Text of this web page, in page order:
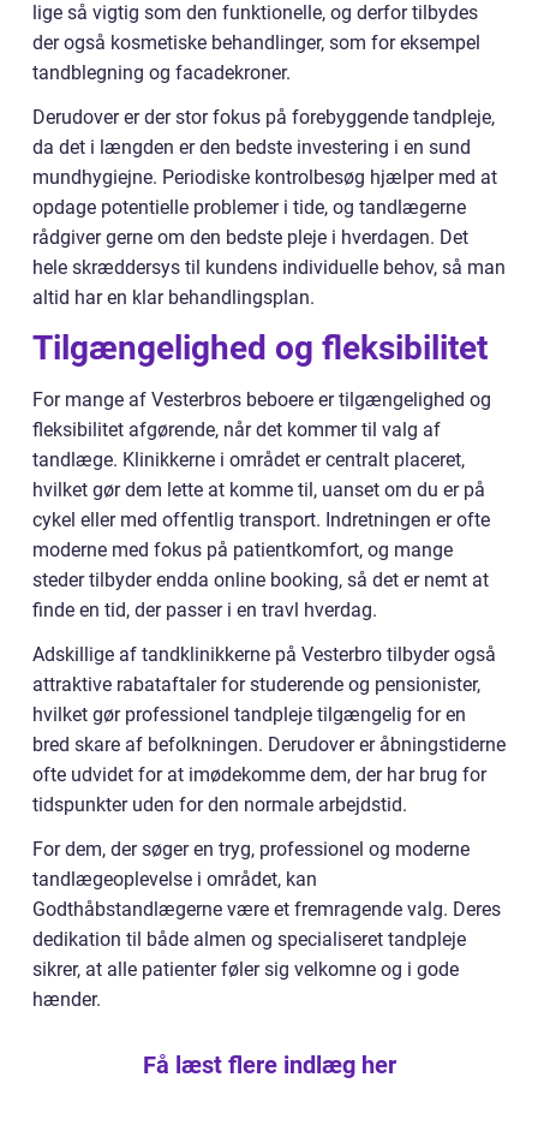
lige så vigtig som den funktionelle, og derfor tilbydes
der også kosmetiske behandlinger, som for eksempel
tandblegning og facadekroner.
Derudover er der stor fokus på forebyggende tandpleje,
da det i længden er den bedste investering i en sund
mundhygiejne. Periodiske kontrolbesøg hjælper med at
opdage potentielle problemer i tide, og tandlægerne
rådgiver gerne om den bedste pleje i hverdagen. Det
hele skræddersys til kundens individuelle behov, så man
altid har en klar behandlingsplan.
Tilgængelighed og fleksibilitet
For mange af Vesterbros beboere er tilgængelighed og
fleksibilitet afgørende, når det kommer til valg af
tandlæge. Klinikkerne i området er centralt placeret,
hvilket gør dem lette at komme til, uanset om du er på
cykel eller med offentlig transport. Indretningen er ofte
moderne med fokus på patientkomfort, og mange
steder tilbyder endda online booking, så det er nemt at
finde en tid, der passer i en travl hverdag.
Adskillige af tandklinikkerne på Vesterbro tilbyder også
attraktive rabataftaler for studerende og pensionister,
hvilket gør professionel tandpleje tilgængelig for en
bred skare af befolkningen. Derudover er åbningstiderne
ofte udvidet for at imødekomme dem, der har brug for
tidspunkter uden for den normale arbejdstid.
For dem, der søger en tryg, professionel og moderne
tandlægeoplevelse i området, kan
Godthåbstandlægerne være et fremragende valg. Deres
dedikation til både almen og specialiseret tandpleje
sikrer, at alle patienter føler sig velkomne og i gode
hænder.
Få læst flere indlæg her